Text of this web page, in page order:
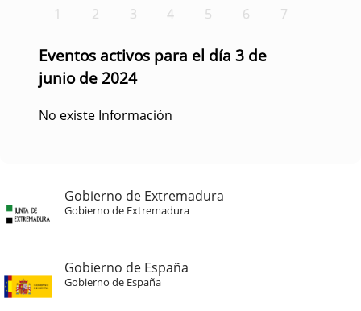
1
2 3 4 5 6 7
Eventos activos para el día 3 de
junio de 2024
No existe Información
Gobierno de Extremadura
Gobierno de Extremadura
Gobierno de España
Gobierno de España